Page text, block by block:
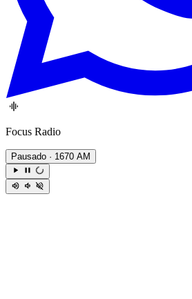
Focus Radio
Pausado · 1670 AM